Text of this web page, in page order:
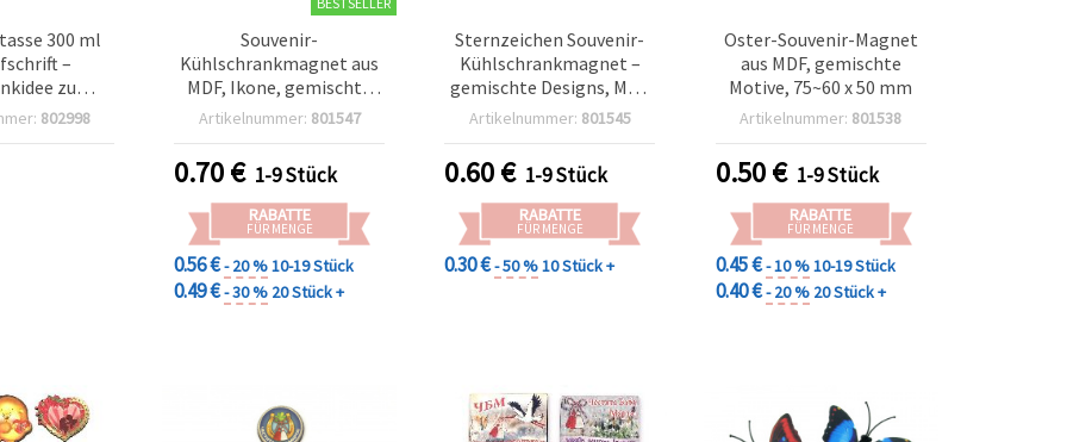
300 ml
–
zu
zum 18.
802998
Souvenir-
Kühlschrankmagnet aus
MDF, Ikone, gemischte
Designs, 75–80 x 60 mm
Artikelnummer: 801547
0.70€ 1-9 Stück
RABATTE
FÜR MENGE
0.56 €- 20 %10-19 Stück
0.49 €- 30 % 20 Stück +
Sternzeichen Souvenir-
Kühlschrankmagnet –
gemischte Designs, MDF
90 x 65 mm, Geschenk &
Artikelnummer: 801545
0.60€ 1-9 Stück
RABATTE
FÜR MENGE
0.30 €- 50 %10 Stück +
Oster-Souvenir-Magnet
aus MDF, gemischte
Motive, 75~60 x 50 mm
Artikelnummer: 801538
0.50€ 1-9 Stück
RABATTE
FÜR MENGE
0.45 €- 10 %10-19 Stück
0.40 €- 20 % 20 Stück +